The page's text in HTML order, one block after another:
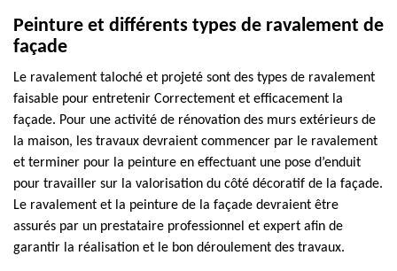
Peinture et différents types de ravalement de
façade
Le ravalement taloché et projeté sont des types de ravalement
faisable pour entretenir Correctement et efficacement la
façade. Pour une activité de rénovation des murs extérieurs de
la maison, les travaux devraient commencer par le ravalement
et terminer pour la peinture en effectuant une pose d’enduit
pour travailler sur la valorisation du côté décoratif de la façade.
Le ravalement et la peinture de la façade devraient être
assurés par un prestataire professionnel et expert afin de
garantir la réalisation et le bon déroulement des travaux.